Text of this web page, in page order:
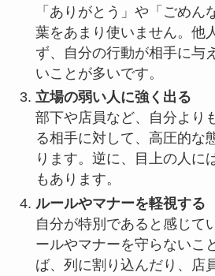
「ありがとう」や「ごめん
葉をあまり使いません。他
ず、自分の行動が相手に与
いことが多いです。
立場の弱い人に強く出る
部下や店員など、自分より
る相手に対して、高圧的な
ります。逆に、目上の人に
もあります。
ルールやマナーを軽視する
自分が特別であると感じて
ールやマナーを守らないこ
ば、列に割り込んだり、店